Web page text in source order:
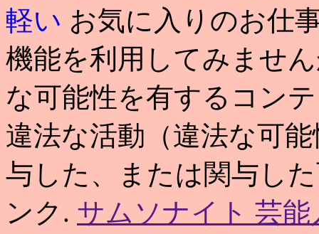
軽い お気に入りのお仕
機能を利用してみませ
な可能性を有するコン
違法な活動（違法な可
与した、または関与し
ンク. サムソナイト 芸能